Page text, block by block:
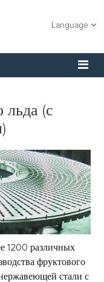
Language
(с
1200 различных
фруктового
стали с